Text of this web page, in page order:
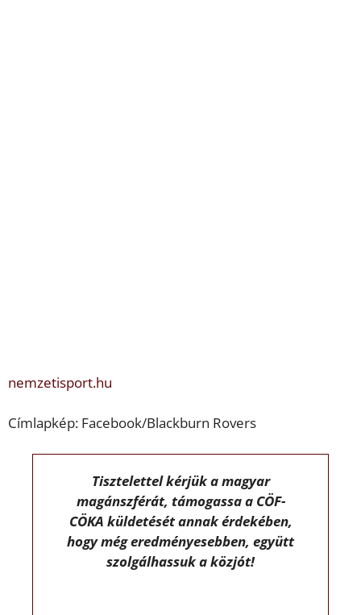
nemzetisport.hu
Címlapkép: Facebook/Blackburn Rovers
Tisztelettel kérjük a magyar
magánszférát, támogassa a CÖF-
CÖKA küldetését annak érdekében,
hogy még eredményesebben, együtt
szolgálhassuk a közjót!